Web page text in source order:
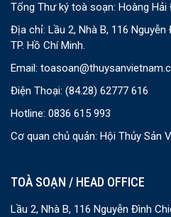
Tổng Thư ký toà soạn: Hoàng Hải
Địa chỉ: Lầu 2, Nhà B, 116
TP. Hồ Chí Minh.
Email:
Điện Thoại: (84.28) 62777 616
Hotline: 0836 615 993
Cơ quan chủ quản: Hội Thủy Sản
TOÀ SOẠN / HEAD OFFICE
Lầu 2, Nhà B, 116 Nguyễn Đình